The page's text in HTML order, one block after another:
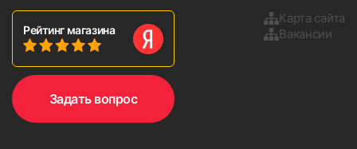
Рейтинг магазина
Карта сайта
Вакансии
Задать вопрос